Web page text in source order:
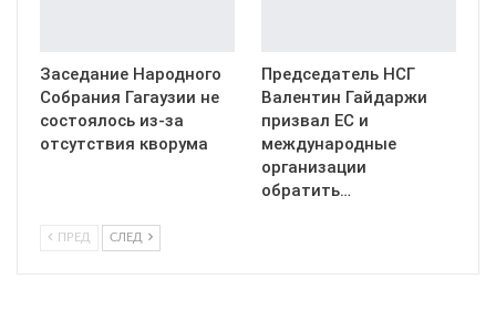
Заседание Народного
Собрания Гагаузии не
состоялось из-за
отсутствия кворума
Председатель НСГ
Валентин Гайдаржи
призвал ЕС и
международные
организации
обратить…
ПРЕД СЛЕД